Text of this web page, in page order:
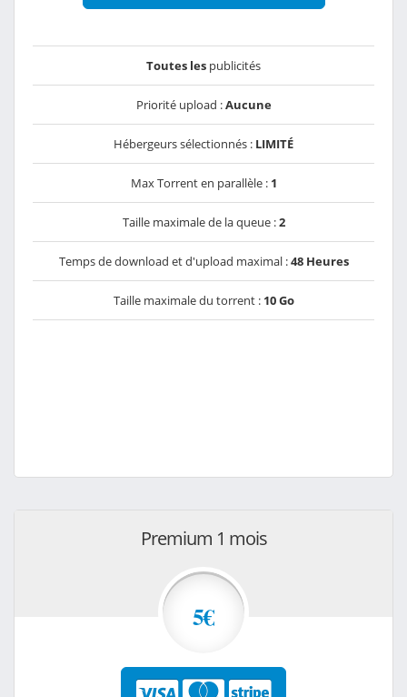
Toutes les publicités
Priorité upload :Aucune
Hébergeurs sélectionnés : LIMITÉ
Max Torrent en parallèle : 1
Taille maximale de la queue :2
Temps de download et d'upload maximal :48 Heures
Taille maximale du torrent : 10 Go
Premium 1 mois
5€